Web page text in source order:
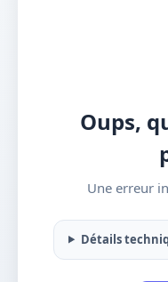
Oups,
Une erreur
Détails